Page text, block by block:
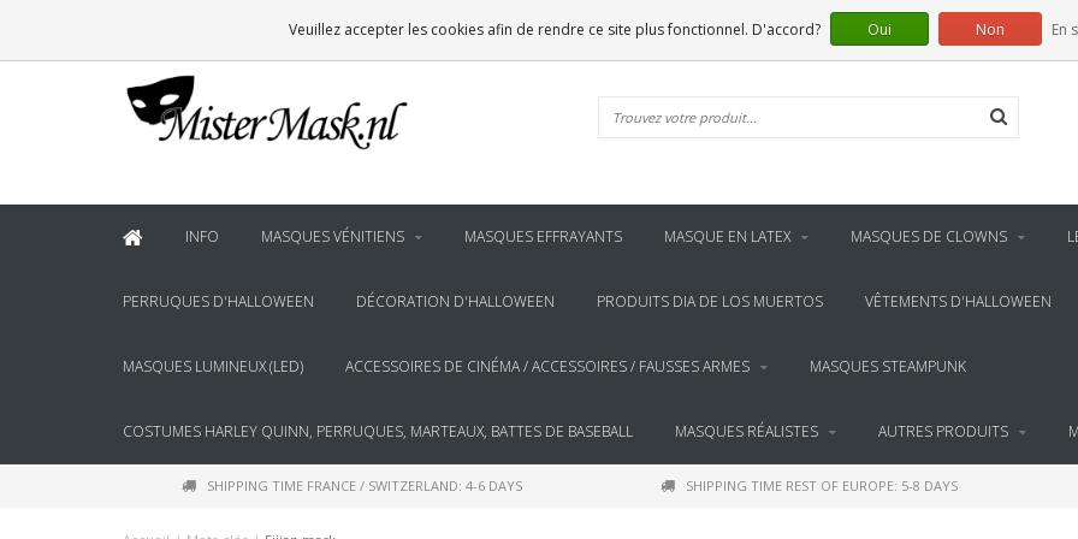
GRATIS BEZORGING
INFO MASQUES VÉNITIENS MASQUES EFFRAYANTS MASQUE EN LATEX MASQUES DE CLOWNS
PERRUQUES D'HALLOWEEN DÉCORATION D'HALLOWEEN PRODUITS DIA DE LOS MUERTOS VÊTEMENTS D'HALLOWEEN
MASQUES LUMINEUX (LED) ACCESSOIRES DE CINÉMA / ACCESSOIRES / FAUSSES ARMES MASQUES STEAMPUNK
COSTUMES HARLEY QUINN, PERRUQUES, MARTEAUX, BATTES DE BASEBALL MASQUES RÉALISTES AUTRES PRODUITS
SHIPPING TIME FRANCE / SWITZERLAND: 4-6 DAYS SHIPPING TIME REST OF EUROPE: 5-8 DAYS
Veuillez accepter les cookies afin de rendre ce site plus fonctionnel. D'accord? Oui Non En